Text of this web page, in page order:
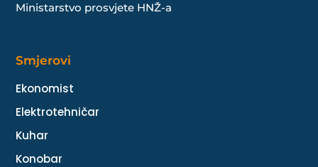
Ministarstvo prosvjete HNŽ-a
Smjerovi
Ekonomist
Elektrotehničar
Kuhar
Konobar